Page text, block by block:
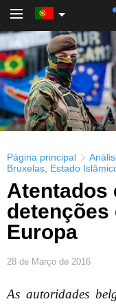
Página principal
Bruxelas Estado
Atentados
detenções
Europa
28 de Março de 2016
As autoridades